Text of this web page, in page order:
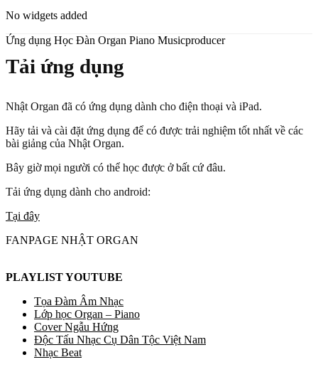
No widgets added
Ứng dụng Học Đàn Organ Piano Musicproducer
Tải ứng dụng
Nhật Organ đã có ứng dụng dành cho điện thoại và iPad.
Hãy tải và cài đặt ứng dụng để có được trải nghiệm tốt nhất về các
bài giảng của Nhật Organ.
Bây giờ mọi người có thể học được ở bất cứ đâu.
Tải ứng dụng dành cho android:
Tại đây
FANPAGE NHẬT ORGAN
PLAYLIST YOUTUBE
Tọa Đàm Âm Nhạc
Lớp học Organ – Piano
Cover Ngẫu Hứng
Độc Tấu Nhạc Cụ Dân Tộc Việt Nam
Nhạc Beat